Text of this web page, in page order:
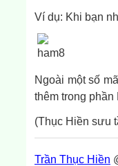
Ví dụ: Khi bạn
Ngoài một số
thêm trong
(Thục Hiền sưu
Trần Thục Hiền